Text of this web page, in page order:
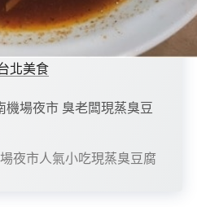
北美食
機場夜市 臭老闆現蒸臭豆
夜市人氣小吃現蒸臭豆腐